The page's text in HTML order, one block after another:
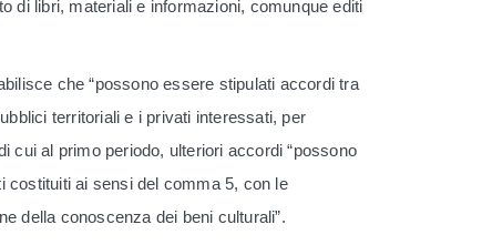
di libri, materiali e informazioni, comunque editi
che “possono essere stipulati accordi tra
territoriali e i privati interessati, per
al primo periodo, ulteriori accordi “possono
costituiti ai sensi del comma 5, con le
della conoscenza dei beni culturali”.